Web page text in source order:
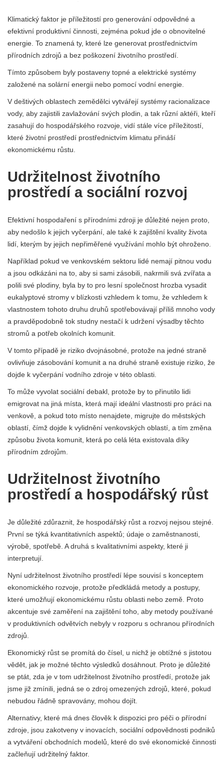
Klimatický faktor je příležitostí pro generování odpovědné a
efektivní produktivní činnosti, zejména pokud jde o obnovitelné
energie. To znamená ty, které lze generovat prostřednictvím
přírodních zdrojů a bez poškození životního prostředí.
Tímto způsobem byly postaveny topné a elektrické systémy
založené na solární energii nebo pomocí vodní energie.
V deštivých oblastech zemědělci vytvářejí systémy racionalizace
vody, aby zajistili zavlažování svých plodin, a tak různí aktéři, kteří
zasahují do hospodářského rozvoje, vidí stále více příležitostí,
které životní prostředí prostřednictvím klimatu přináší
ekonomickému růstu.
Udržitelnost životního
prostředí a sociální rozvoj
Efektivní hospodaření s přírodními zdroji je důležité nejen proto,
aby nedošlo k jejich vyčerpání, ale také k zajištění kvality života
lidí, kterým by jejich nepřiměřené využívání mohlo být ohroženo.
Například pokud ve venkovském sektoru lidé nemají pitnou vodu
a jsou odkázáni na to, aby si sami zásobili, nakrmili svá zvířata a
polili své plodiny, byla by to pro lesní společnost hrozba vysadit
eukalyptové stromy v blízkosti vzhledem k tomu, že vzhledem k
vlastnostem tohoto druhu druhů spotřebovávají příliš mnoho vody
a pravděpodobně tok studny nestačí k udržení výsadby těchto
stromů a potřeb okolních komunit.
V tomto případě je riziko dvojnásobné, protože na jedné straně
ovlivňuje zásobování komunit a na druhé straně existuje riziko, že
dojde k vyčerpání vodního zdroje v této oblasti.
To může vyvolat sociální debakl, protože by to přinutilo lidi
emigrovat na jiná místa, která mají ideální vlastnosti pro práci na
venkově, a pokud toto místo nenajdete, migrujte do městských
oblastí, čímž dojde k vylidnění venkovských oblastí, a tím změna
způsobu života komunit, která po celá léta existovala díky
přírodním zdrojům.
Udržitelnost životního
prostředí a hospodářský růst
Je důležité zdůraznit, že hospodářský růst a rozvoj nejsou stejné.
První se týká kvantitativních aspektů; údaje o zaměstnanosti,
výrobě, spotřebě. A druhá s kvalitativními aspekty, které ji
interpretují.
Nyní udržitelnost životního prostředí lépe souvisí s konceptem
ekonomického rozvoje, protože předkládá metody a postupy,
které umožňují ekonomickému růstu oblasti nebo země. Proto
akcentuje své zaměření na zajištění toho, aby metody používané
v produktivních odvětvích nebyly v rozporu s ochranou přírodních
zdrojů.
Ekonomický růst se promítá do čísel, u nichž je obtížné s jistotou
vědět, jak je možné těchto výsledků dosáhnout. Proto je důležité
se ptát, zda je v tom udržitelnost životního prostředí, protože jak
jsme již zmínili, jedná se o zdroj omezených zdrojů, které, pokud
nebudou řádně spravovány, mohou dojít.
Alternativy, které má dnes člověk k dispozici pro péči o přírodní
zdroje, jsou zakotveny v inovacích, sociální odpovědnosti podniků
a vytváření obchodních modelů, které do své ekonomické činnosti
začleňují udržitelný faktor.